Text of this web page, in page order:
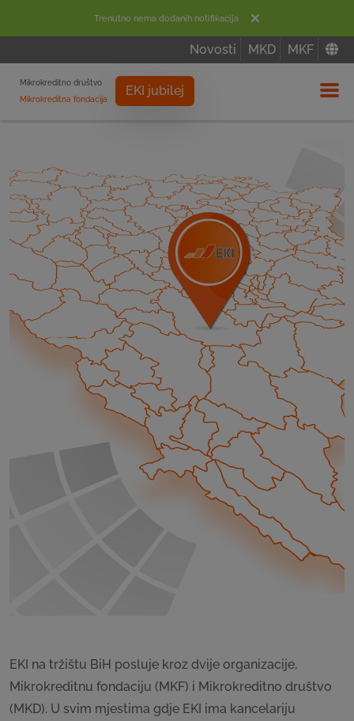
Trenutno nema dodanih notifikacija
Novosti MKD MKF
Mikrokreditno društvo
Mikrokreditna fondacija
EKI jubilej
EKI na tržištu BiH posluje kroz dvije organizacije,
Mikrokreditnu fondaciju (MKF) i Mikrokreditno društvo
(MKD). U svim mjestima gdje EKI ima kancelariju